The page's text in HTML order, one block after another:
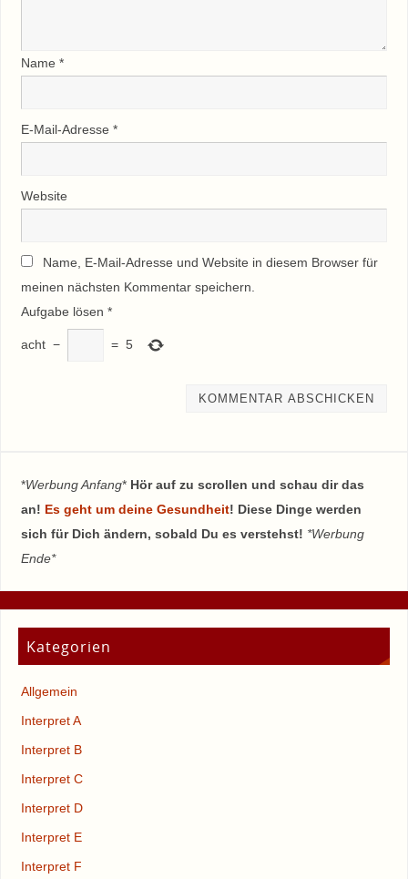
Name *
E-Mail-Adresse *
Website
Name, E-Mail-Adresse und Website in diesem Browser für
meinen nächsten Kommentar speichern.
Aufgabe lösen *
acht − = 5
*Werbung Anfang* Hör auf zu scrollen und schau dir das
an! Es geht um deine Gesundheit! Diese Dinge werden
sich für Dich ändern, sobald Du es verstehst! *Werbung
Ende*
Kategorien
Allgemein
Interpret A
Interpret B
Interpret C
Interpret D
Interpret E
Interpret F